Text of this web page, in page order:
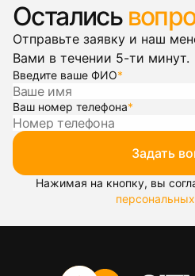
Остались
Отправьте заявку и наш
Вами в течении 5-ти минут.
Введите ваше ФИО*
Ваш номер телефона*
Задать
Нажимая на кнопку, вы